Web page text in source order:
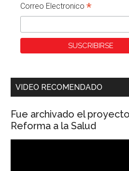
Correo Electronico*
VIDEO RECOMENDADO
Fue archivado el
Reforma a la Salud